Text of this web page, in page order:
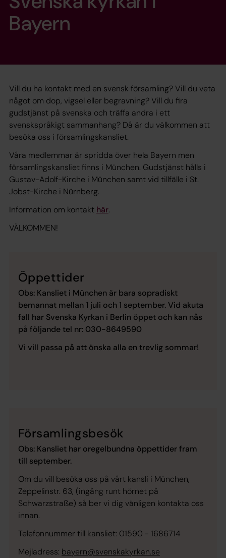
Bayern
Vill du ha kontakt med en svensk församling? Vill du veta
något om dop, vigsel eller begravning? Vill du fira
gudstjänst på svenska och träffa andra i ett
svenskspråkigt sammanhang? Då är du välkommen att
besöka oss i församlingskansliet.
Våra medlemmar är spridda över hela Bayern men
församlingskansliet finns i München. Gudstjänst hålls i
Gustav-Adolf-Kirche i München samt vid tillfälle i St.
Jobst-Kirche i Nürnberg.
Information om kontakt här.
VÄLKOMMEN!
Öppettider
Obs: Kansliet i München är bara sopradiskt
bemannat mellan 1 juli och 1 september. Vid akuta
fall har Svenska Kyrkan i Berlin öppet och kan nås
på följande tel nr: 030-8649590
Vi vill passa på att önska alla en trevlig sommar!
Församlingsbesök
Obs: Kansliet har oregelbundna öppettider fram
till september.
Om du vill besöka oss på vårt kansli i München,
Zeppelinstr. 63, (ingång runt hörnet på
Schwarzstraße) så ber vi dig vänligen kontakta oss
innan.
Telefonnummer till kansliet: 01590 - 1686714
Mejladress: bayern@svenskakyrkan.se